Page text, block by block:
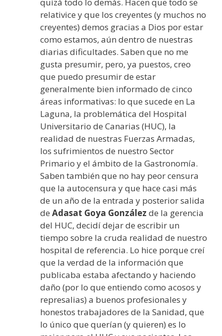
relativice y que los creyentes (y muchos no
creyentes) demos gracias a Dios por estar
como estamos, aún dentro de nuestras
diarias dificultades. Saben que no me
gusta presumir, pero, ya puestos, creo
que puedo presumir de estar
generalmente bien informado de cinco
áreas informativas: lo que sucede en La
Laguna, la problemática del Hospital
Universitario de Canarias (HUC), la
realidad de nuestras Fuerzas Armadas,
los sufrimientos de nuestro Sector
Primario y el ámbito de la Gastronomía.
Saben también que no hay peor censura
que la autocensura y que hace casi más
de un año de la entrada y posterior salida
de Adasat Goya González de la gerencia
del HUC, decidí dejar de escribir un
tiempo sobre la cruda realidad de nuestro
hospital de referencia. Lo hice porque creí
que la verdad de la información que
publicaba estaba afectando y haciendo
daño (por lo que entiendo como acosos y
represalias) a buenos profesionales y
honestos trabajadores de la Sanidad, que
lo único que querían (y quieren) es lo